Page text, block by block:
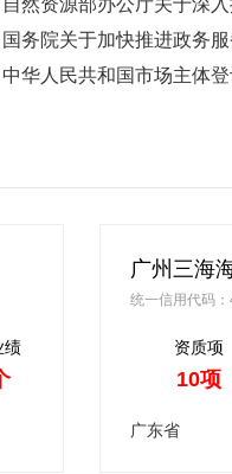
自然资源部办公厅关于深
国务院关于加快推进政务
中华人民共和国市场主体
绩
广州三海
统一信用代码
资质项
10项
广东省